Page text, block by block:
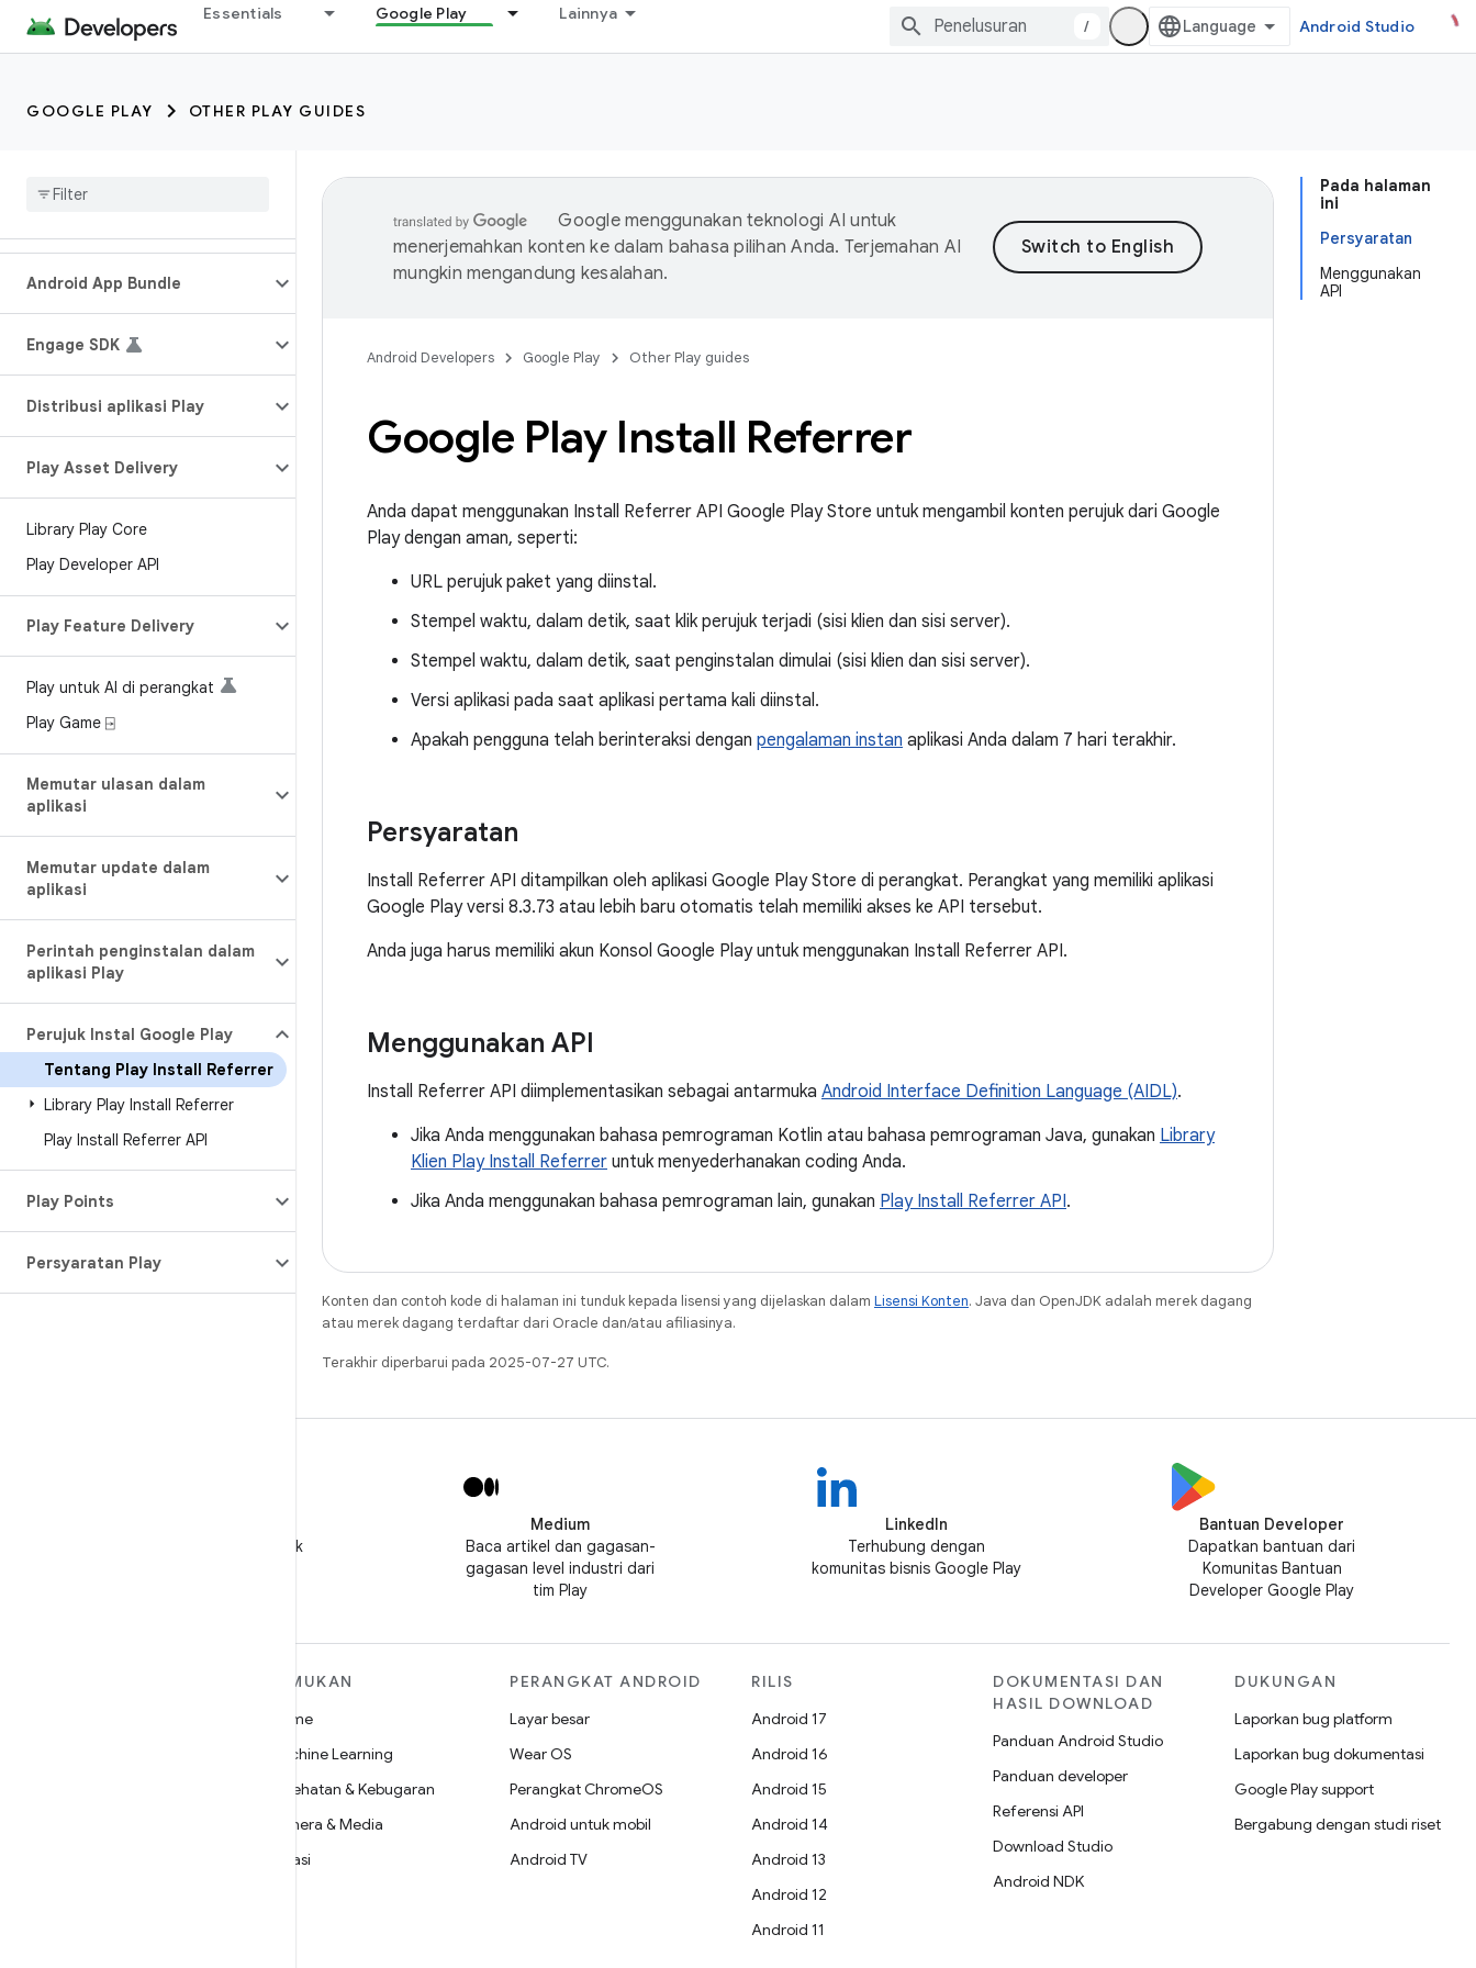
Essentials Google Play Lainnya
/ Android Studio
GOOGLE PLAY OTHER PLAY GUIDES
Android App Bundle
Engage SDK
Distribusi aplikasi Play
Play Asset Delivery
Library Play Core
Play Developer API
Play Feature Delivery
Play untuk AI di perangkat
Play Game ⍈
Memutar ulasan dalam
aplikasi
Memutar update dalam
aplikasi
Perintah penginstalan dalam
aplikasi Play
Perujuk Instal Google Play
Tentang Play Install Referrer
Library Play Install Referrer
Play Install Referrer API
Play Points
Persyaratan Play
Pada halaman
ini
Persyaratan
Menggunakan
API
Google menggunakan teknologi AI untuk
menerjemahkan konten ke dalam bahasa pilihan Anda. Terjemahan AI
mungkin mengandung kesalahan.
Android Developers Google Play Other Play guides
Google Play Install Referrer
Anda dapat menggunakan Install Referrer API Google Play Store untuk mengambil konten perujuk dari Google
Play dengan aman, seperti:
URL perujuk paket yang diinstal.
Stempel waktu, dalam detik, saat klik perujuk terjadi (sisi klien dan sisi server).
Stempel waktu, dalam detik, saat penginstalan dimulai (sisi klien dan sisi server).
Versi aplikasi pada saat aplikasi pertama kali diinstal.
Apakah pengguna telah berinteraksi dengan pengalaman instan aplikasi Anda dalam 7 hari terakhir.
Persyaratan
Install Referrer API ditampilkan oleh aplikasi Google Play Store di perangkat. Perangkat yang memiliki aplikasi
Google Play versi 8.3.73 atau lebih baru otomatis telah memiliki akses ke API tersebut.
Anda juga harus memiliki akun Konsol Google Play untuk menggunakan Install Referrer API.
Menggunakan API
Install Referrer API diimplementasikan sebagai antarmuka Android Interface Definition Language (AIDL).
Jika Anda menggunakan bahasa pemrograman Kotlin atau bahasa pemrograman Java, gunakan Library
Klien Play Install Referrer untuk menyederhanakan coding Anda.
Jika Anda menggunakan bahasa pemrograman lain, gunakan Play Install Referrer API.
Konten dan contoh kode di halaman ini tunduk kepada lisensi yang dijelaskan dalam Lisensi Konten. Java dan OpenJDK adalah merek dagang
atau merek dagang terdaftar dari Oracle dan/atau afiliasinya.
Terakhir diperbarui pada 2025-07-27 UTC.
Ikuti @GooglePlayBiz untuk
Medium
Baca artikel dan gagasan-
gagasan level industri dari
tim Play
LinkedIn
Terhubung dengan
komunitas bisnis Google Play
Bantuan Developer
Dapatkan bantuan dari
Komunitas Bantuan
Developer Google Play
TEMUKAN
Game
Machine Learning
Kesehatan & Kebugaran
Kamera & Media
Privasi
PERANGKAT ANDROID
Layar besar
Wear OS
Perangkat ChromeOS
Android untuk mobil
Android TV
RILIS
Android 17
Android 16
Android 15
Android 14
Android 13
Android 12
Android 11
DOKUMENTASI DAN
HASIL DOWNLOAD
Panduan Android Studio
Panduan developer
Referensi API
Download Studio
Android NDK
DUKUNGAN
Laporkan bug platform
Laporkan bug dokumentasi
Google Play support
Bergabung dengan studi riset